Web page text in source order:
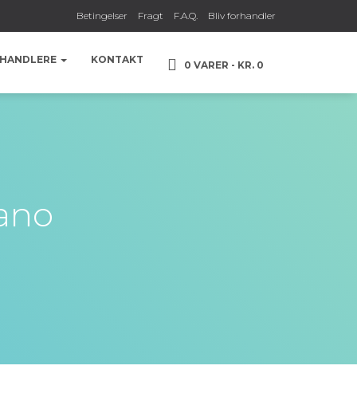
Betingelser Fragt F.A.Q. Bliv forhandler
KONTAKT 0 VARER KR. 0